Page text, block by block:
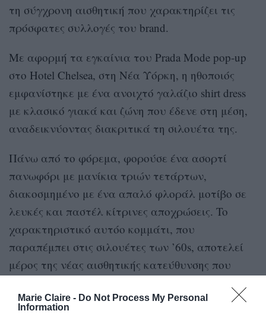
Marie Claire - Do Not Process My Personal
Information
τη σύγχρονη αισθητική που χαρακτηρίζει τις
πρόσφατες συλλογές του brand.
Με αφορμή τα εγκαίνια του Prada Mode pop-up
στο Hotel Chelsea, στη Νέα Υόρκη, η ηθοποιός
εμφανίστηκε με ένα ανοιχτό γαλάζιο shirt dress
με κλασικό γιακά και ζώνη που έδενε στη μέση,
αναδεικνύοντας διακριτικά τη σιλουέτα της.
Πάνω από το φόρεμα, φορούσε ένα ασορτί
πανωφόρι με μανίκια τριών τετάρτων,
διακοσμημένο με ένα απαλό φλοράλ μοτίβο σε
λευκές και παστέλ κίτρινες αποχρώσεις. To
χαρακτηριστικό αυτόο κομμάτι, που
παραπέμπει στις σιλουέτες των ’60s, αποτελεί
μέρος της νέας αισθητικής κατεύθυνσης που
τη θηλυκή κομψότητα μέσα από σύγχρονες